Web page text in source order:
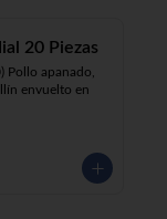
20 Piezas
Pollo apanado,
envuelto en